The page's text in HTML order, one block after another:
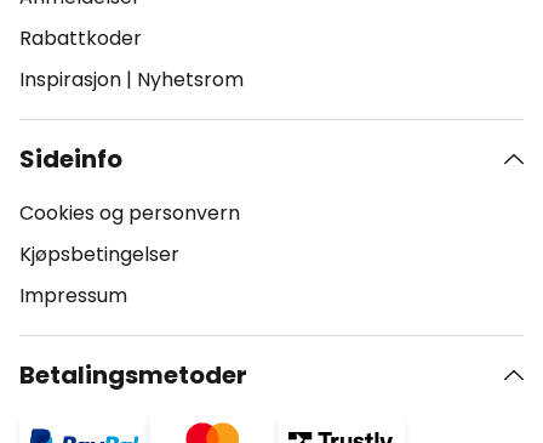
Rabattkoder
Inspirasjon | Nyhetsrom
Sideinfo
Cookies og personvern
Kjøpsbetingelser
Impressum
Betalingsmetoder